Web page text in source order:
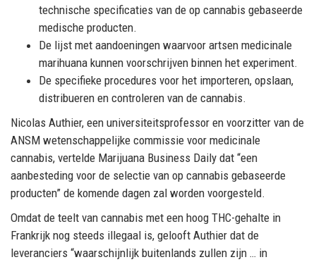
technische specificaties van de op cannabis gebaseerde
medische producten.
De lijst met aandoeningen waarvoor artsen medicinale
marihuana kunnen voorschrijven binnen het experiment.
De specifieke procedures voor het importeren, opslaan,
distribueren en controleren van de cannabis.
Nicolas Authier, een universiteitsprofessor en voorzitter van de
ANSM wetenschappelijke commissie voor medicinale
cannabis, vertelde Marijuana Business Daily dat “een
aanbesteding voor de selectie van op cannabis gebaseerde
producten” de komende dagen zal worden voorgesteld.
Omdat de teelt van cannabis met een hoog THC-gehalte in
Frankrijk nog steeds illegaal is, gelooft Authier dat de
leveranciers “waarschijnlijk buitenlands zullen zijn … in